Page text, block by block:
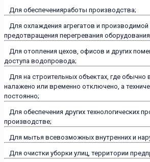
Для обеспеченияработы производства;
Для охлаждения агрегатов и производимой
предотвращения перегревания
Для отопления цехов, офисов и других
доступа водопровода;
Для на строительных объектах, где
налажено или временно отключено, а
постоянно;
Для обеспечения других технологических
производстве;
Для мытья всевозможных внутренних и
Для очистки уборки улиц, территории